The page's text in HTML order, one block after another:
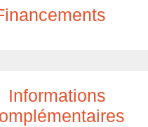
Informations